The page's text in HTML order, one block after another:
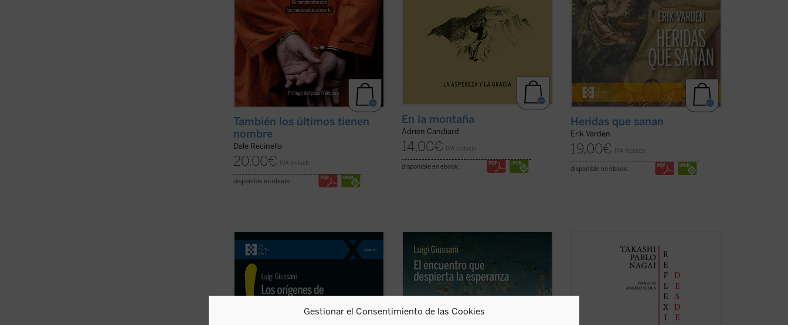
Gestionar el Consentimiento de las Cookies
También los últimos tienen
nombre
Dale Recinella
20,00€ IVA incluido
disponible en ebook:
En la montaña
Adrien Candiard
14,00€ IVA incluido
disponible en ebook:
Heridas que sanan
Erik Varden
19,00€ IVA incluido
disponible en ebook:
En este libro lúcido y provocador, Luigi
Giussani se adentra en la cuestión
decisiva del cristianismo: su pretensión
única e irreductible.
pretensión cristianano es un tratado
Estas páginas ofrecen las lecciones, el
diálogo en asamblea y la síntesis, hasta
ahora inéditos, de Luigi Giussani con
jóvenes universitarios de Comunión y
Liberación en 1985. Giussani propone
necesidades ...(ver ficha)
Reflexiones desde Nyokodō
serie de escritos breves, meditaciones y
cartas suyas que conforman una obra
valiosísima para seguir, a través de una
intimidad familiar con él, los pasos de
Takashi hacia el encuentro final con ...